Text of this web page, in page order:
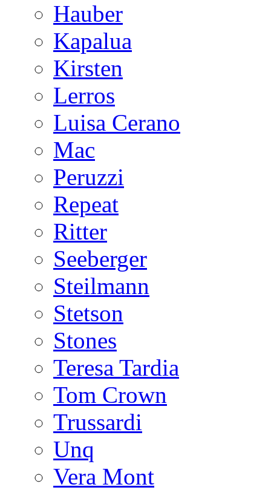
Hauber
Kapalua
Kirsten
Lerros
Luisa Cerano
Mac
Peruzzi
Repeat
Ritter
Seeberger
Steilmann
Stetson
Stones
Teresa Tardia
Tom Crown
Trussardi
Unq
Vera Mont